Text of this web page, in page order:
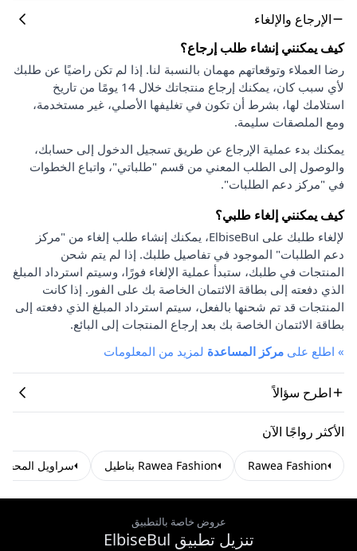
الإرجاع والإلغاء
كيف يمكنني إنشاء طلب إرجاع؟
رضا العملاء وتوقعاتهم مهمان بالنسبة لنا. إذا لم تكن راضيًا عن طلبك
لأي سبب كان، يمكنك إرجاع منتجاتك خلال 14 يومًا من تاريخ
استلامك لها، بشرط أن تكون في تغليفها الأصلي، غير مستخدمة،
ومع الملصقات سليمة.
يمكنك بدء عملية الإرجاع عن طريق تسجيل الدخول إلى حسابك،
والوصول إلى الطلب المعني من قسم "طلباتي"، واتباع الخطوات
في "مركز دعم الطلبات".
كيف يمكنني إلغاء طلبي؟
لإلغاء طلبك على ElbiseBul، يمكنك إنشاء طلب إلغاء من "مركز
دعم الطلبات" الموجود في تفاصيل طلبك. إذا لم يتم شحن
المنتجات في طلبك، ستبدأ عملية الإلغاء فورًا، وسيتم استرداد المبلغ
الذي دفعته إلى بطاقة الائتمان الخاصة بك على الفور. إذا كانت
المنتجات قد تم شحنها بالفعل، سيتم استرداد المبلغ الذي دفعته إلى
بطاقة الائتمان الخاصة بك بعد إرجاع المنتجات إلى البائع.
» اطلع على مركز المساعدة لمزيد من المعلومات
اطرح سؤالاً
الأكثر رواجًا الآن
Rawea Fashion Rawea Fashion بناطيل سراويل
عروض خاصة بالتطبيق
تنزيل تطبيق ElbiseBul